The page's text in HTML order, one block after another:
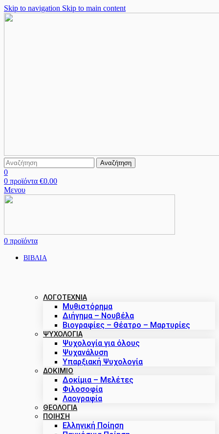
Skip to navigation Skip to main content
Αναζήτηση
0
0 προϊόντα €0.00
Μενου
0 προϊόντα
ΒΙΒΛΙΑ
ΛΟΓΟΤΕΧΝΙΑ
Μυθιστόρημα
Διήγημα – Νουβέλα
Βιογραφίες – Θέατρο – Μαρτυρίες
ΨΥΧΟΛΟΓΙΑ
Ψυχολογία για όλους
Ψυχανάλυση
Υπαρξιακή Ψυχολογία
ΔΟΚΊΜΙΟ
Δοκίμια – Μελέτες
Φιλοσοφία
Λαογραφία
ΘΕΟΛΟΓΙΑ
ΠΟΙΗΣΗ
Ελληνική Ποίηση